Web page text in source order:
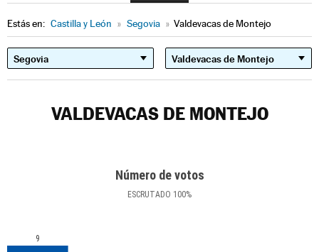
Estás en: Castilla y León » Segovia » Valdevacas de Montejo
VALDEVACAS DE MONTEJO
Número de votos
ESCRUTADO 100%
9